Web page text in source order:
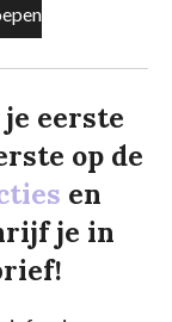
eerste
op de
en
je in